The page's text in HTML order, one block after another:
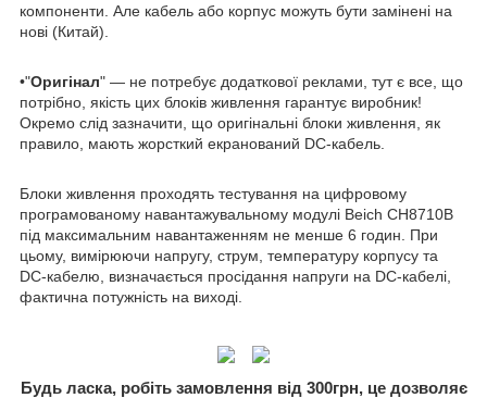
компоненти. Але кабель або корпус можуть бути замінені на
нові (Китай).
•"Оригінал" — не потребує додаткової реклами, тут є все, що
потрібно, якість цих блоків живлення гарантує виробник!
Окремо слід зазначити, що оригінальні блоки живлення, як
правило, мають жорсткий екранований DC-кабель.
Блоки живлення проходять тестування на цифровому
програмованому навантажувальному модулі Beich CH8710B
під максимальним навантаженням не менше 6 годин. При
цьому, вимірюючи напругу, струм, температуру корпусу та
DC-кабелю, визначається просідання напруги на DC-кабелі,
фактична потужність на виході.
Будь ласка, робіть замовлення від 300грн, це дозволяє